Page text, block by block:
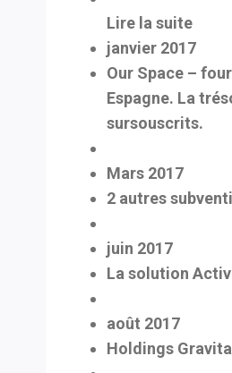
Lire la suite
janvier 2017
Our Space –
Espagne. La
sursouscrits.
Mars 2017
2 autres
juin 2017
La solution
août 2017
Holdings